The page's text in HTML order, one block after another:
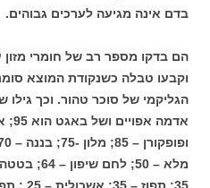
בדם אינה מגיעה לערכים גבוהים.
הם בדקו מספר רב של חומרי מזון
הגליקמי של סוכר טהור. וכך